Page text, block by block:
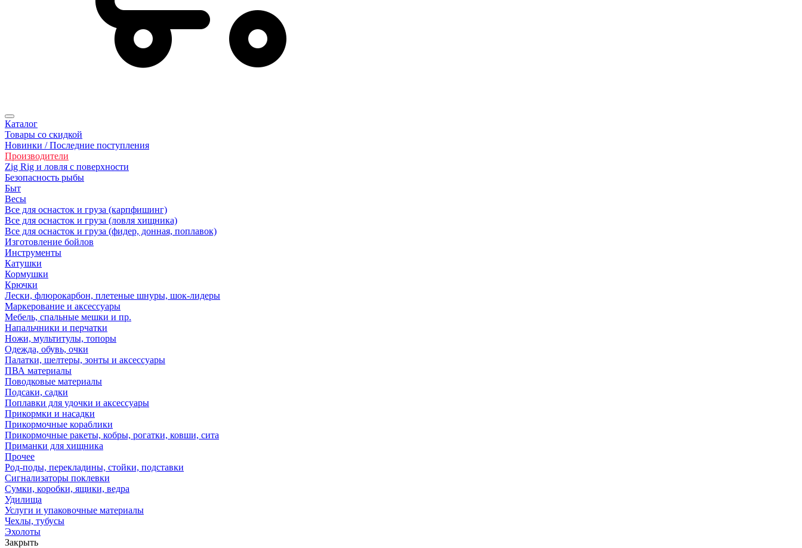
Каталог
Товары со скидкой
Новинки / Последние поступления
Производители
Zig Rig и ловля с поверхности
Безoпасность рыбы
Быт
Весы
Все для оснасток и груза (карпфишинг)
Все для оснасток и груза (ловля хищника)
Все для оснасток и груза (фидер, донная, поплавок)
Изготовление бойлов
Инструменты
Катушки
Кормушки
Крючки
Лески, флюрокарбон, плетеные шнуры, шок-лидеры
Маркерование и аксессуары
Мебель, спальные мешки и пр.
Напальчники и перчатки
Ножи, мультитулы, топоры
Одежда, обувь, очки
Палатки, шелтеры, зонты и аксессуары
ПВА материалы
Поводковые материалы
Подсаки, садки
Поплавки для удочки и аксессуары
Прикормки и насадки
Прикормочные кораблики
Прикормочные ракеты, кобры, рогатки, ковши, сита
Приманки для хищника
Прочее
Род-поды, перекладины, стойки, подставки
Сигнализаторы поклевки
Сумки, коробки, ящики, ведра
Удилища
Услуги и упаковочные материалы
Чехлы, тубусы
Эхолоты
Закрыть